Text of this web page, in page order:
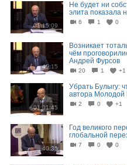
01:15:09
Не будет ни
элита показала
6 1 0
49:15
Возникает
чём
Андрей Фурсов
20 1 +1
01:01:45
Убрать Булыгу:
автора Молодой
2 0 +1
40:35
Год великого
глобальной
7 0 0